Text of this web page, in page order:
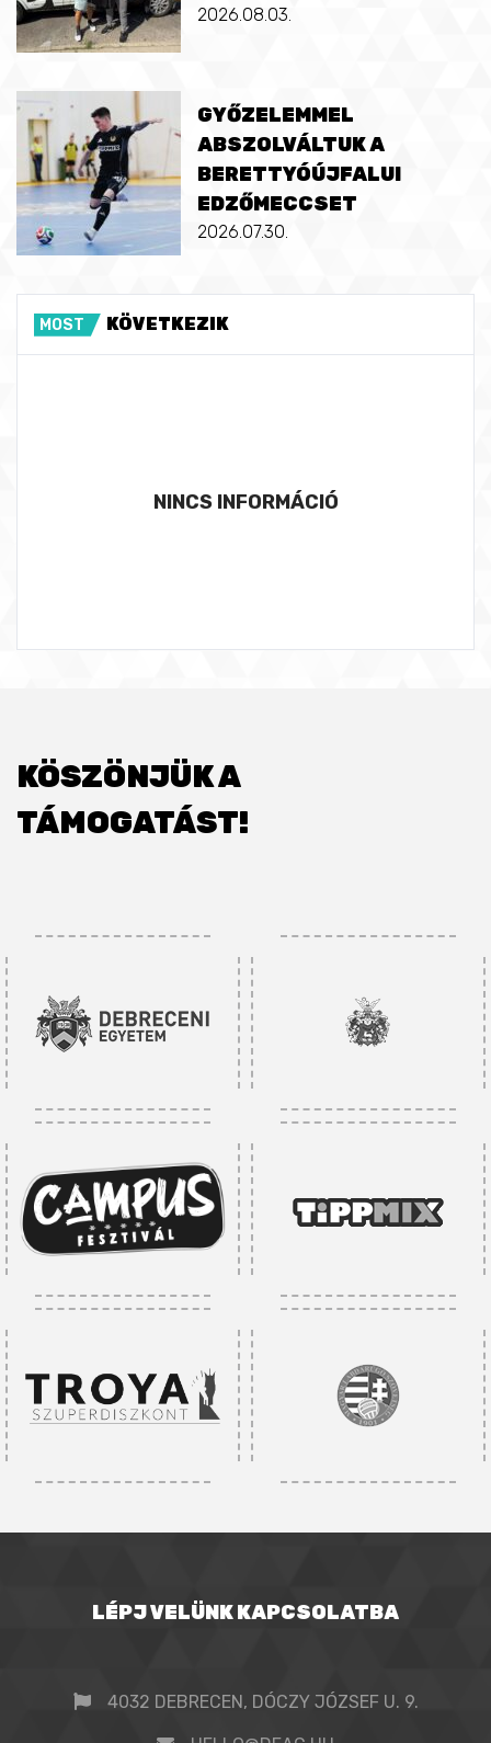
2026.08.03.
GYŐZELEMMEL
ABSZOLVÁLTUK A
BERETTYÓÚJFALUI
EDZŐMECCSET
2026.07.30.
MOST KÖVETKEZIK
NINCS INFORMÁCIÓ
KÖSZÖNJÜK A
TÁMOGATÁST!
LÉPJ VELÜNK KAPCSOLATBA
4032 DEBRECEN, DÓCZY JÓZSEF U. 9.